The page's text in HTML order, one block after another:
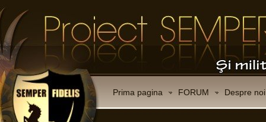
Prima pagina FORUM Despre noi